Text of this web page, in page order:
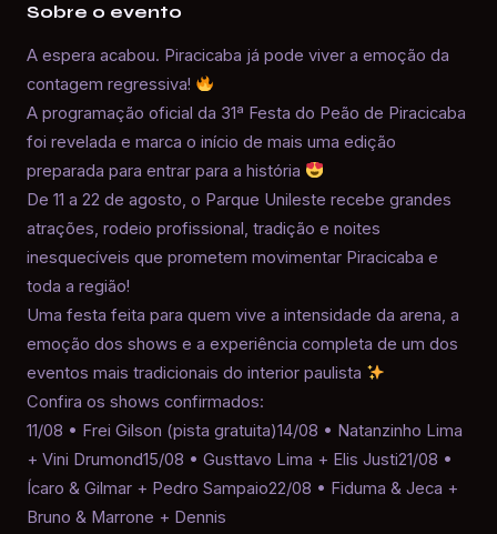
Sobre o evento
A espera acabou. Piracicaba já pode viver a emoção da
contagem regressiva!
A programação oficial da 31ª Festa do Peão de Piracicaba
foi revelada e marca o início de mais uma edição
preparada para entrar para a história
De 11 a 22 de agosto, o Parque Unileste recebe grandes
atrações, rodeio profissional, tradição e noites
inesquecíveis que prometem movimentar Piracicaba e
toda a região!
Uma festa feita para quem vive a intensidade da arena, a
emoção dos shows e a experiência completa de um dos
eventos mais tradicionais do interior paulista
Confira os shows confirmados:
11/08 • Frei Gilson (pista gratuita)14/08 • Natanzinho Lima
+ Vini Drumond15/08 • Gusttavo Lima + Elis Justi21/08 •
Ícaro & Gilmar + Pedro Sampaio22/08 • Fiduma & Jeca +
Bruno & Marrone + Dennis